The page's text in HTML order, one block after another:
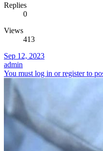
Replies
0
Views
413
Sep 12, 2023
admin
You must log in or register to